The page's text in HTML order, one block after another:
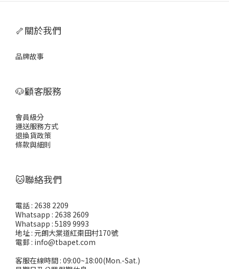
🦴關於我們
品牌故事
🐶顧客服務
會員級分
運送服務方式
退換貨政策
條款與細則
🐱聯絡我們
電話 : 2638 2209
Whatsapp : 2638 2609
Whatsapp : 5189 9993
地址 : 元朗大棠道紅棗田村170號
電郵 : info@tbapet.com
客服在線時間 : 09:00~18:00(Mon.-Sat.)